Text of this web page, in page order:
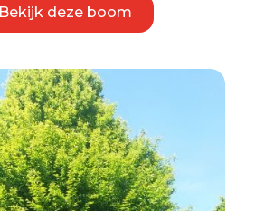
Bekijk deze boom
product
heeft
Deze
optie
kan
gekozen
worden
op
de
productpagina